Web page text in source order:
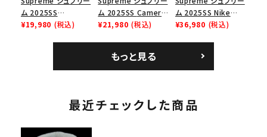
ム 2025SS
Homerun Tee ホー
¥19,980 (税込)
ム 2025SS Camera
Bag + Mini Pouch
¥21,980 (税込)
ム 2025SS Nike
Leather Shoulder
¥36,980 (税込)
もっと見る
最近チェックした商品